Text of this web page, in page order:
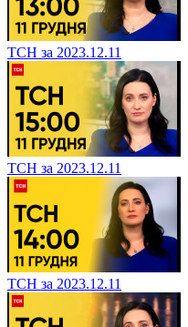
ТСН за 2023.12.11
ТСН за 2023.12.11
ТСН за 2023.12.11